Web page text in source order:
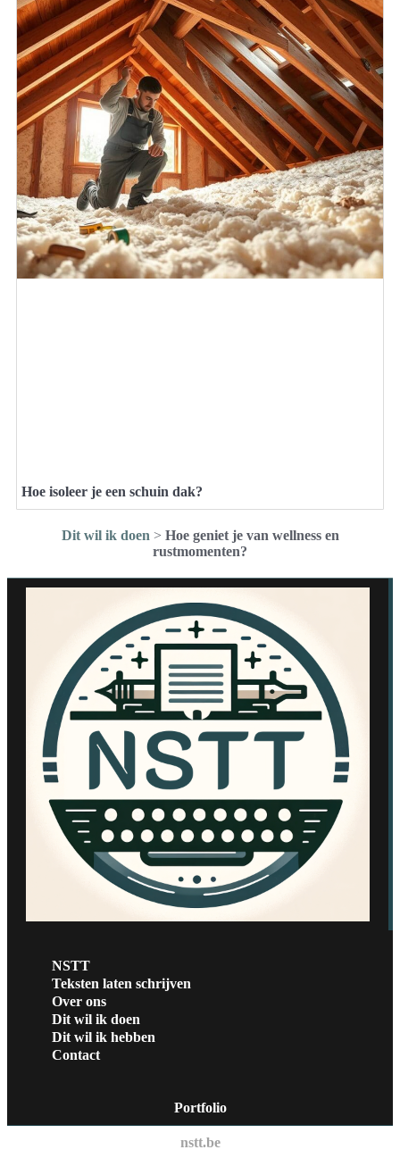
Hoe isoleer je een schuin dak?
Dit wil ik doen > Hoe geniet je van wellness en
rustmomenten?
NSTT
Teksten laten schrijven
Over ons
Dit wil ik doen
Dit wil ik hebben
Contact
Portfolio
nstt.be